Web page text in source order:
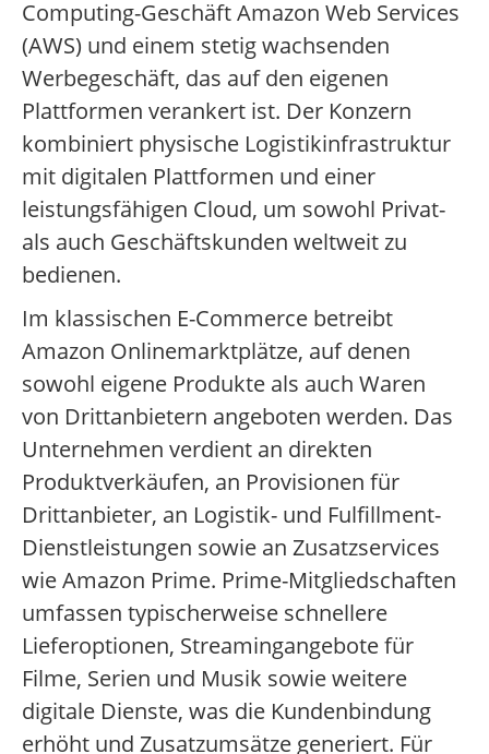
Computing-Geschäft Amazon Web Services
(AWS) und einem stetig wachsenden
Werbegeschäft, das auf den eigenen
Plattformen verankert ist. Der Konzern
kombiniert physische Logistikinfrastruktur
mit digitalen Plattformen und einer
leistungsfähigen Cloud, um sowohl Privat-
als auch Geschäftskunden weltweit zu
bedienen.
Im klassischen E-Commerce betreibt
Amazon Onlinemarktplätze, auf denen
sowohl eigene Produkte als auch Waren
von Drittanbietern angeboten werden. Das
Unternehmen verdient an direkten
Produktverkäufen, an Provisionen für
Drittanbieter, an Logistik- und Fulfillment-
Dienstleistungen sowie an Zusatzservices
wie Amazon Prime. Prime-Mitgliedschaften
umfassen typischerweise schnellere
Lieferoptionen, Streamingangebote für
Filme, Serien und Musik sowie weitere
digitale Dienste, was die Kundenbindung
erhöht und Zusatzumsätze generiert. Für